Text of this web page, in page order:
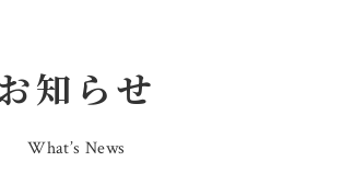
知らせ
What’s News